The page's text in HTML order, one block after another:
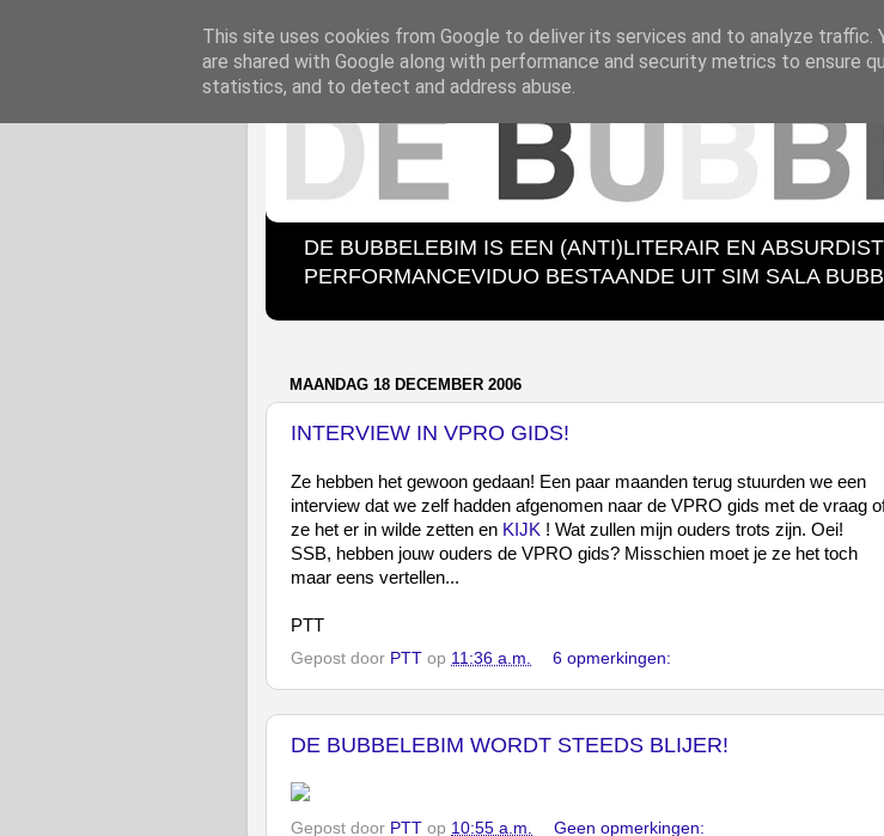
DE BUBBELEBIM IS EEN (ANTI)LITERAIR EN
PERFORMANCEVIDUO BESTAANDE UIT SIM SALA
MAANDAG 18 DECEMBER 2006
INTERVIEW IN VPRO GIDS!
Ze hebben het gewoon gedaan! Een paar maanden terug stuurden we een
interview dat we zelf hadden afgenomen naar de VPRO gids met de vraag
ze het er in wilde zetten en KIJK ! Wat zullen mijn ouders trots zijn. Oei!
SSB, hebben jouw ouders de VPRO gids? Misschien moet je ze het toch
maar eens vertellen...
PTT
Gepost door PTT op 11:36 a.m. 6 opmerkingen:
DE BUBBELEBIM WORDT STEEDS BLIJER!
Gepost door PTT op 10:55 a.m.
Geen opmerkingen:
This site uses cookies from Google to deliver its services and to analyze traffic.
are shared with Google along with performance and security metrics to ensure
statistics, and to detect and address abuse.